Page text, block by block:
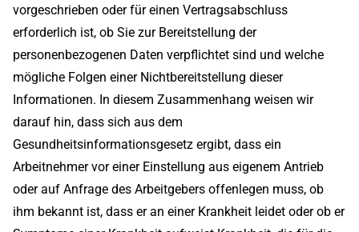
vorgeschrieben oder für einen Vertragsabschluss
erforderlich ist, ob Sie zur Bereitstellung der
personenbezogenen Daten verpflichtet sind und welche
mögliche Folgen einer Nichtbereitstellung dieser
Informationen. In diesem Zusammenhang weisen wir
darauf hin, dass sich aus dem
Gesundheitsinformationsgesetz ergibt, dass ein
Arbeitnehmer vor einer Einstellung aus eigenem Antrieb
oder auf Anfrage des Arbeitgebers offenlegen muss, ob
ihm bekannt ist, dass er an einer Krankheit leidet oder ob er